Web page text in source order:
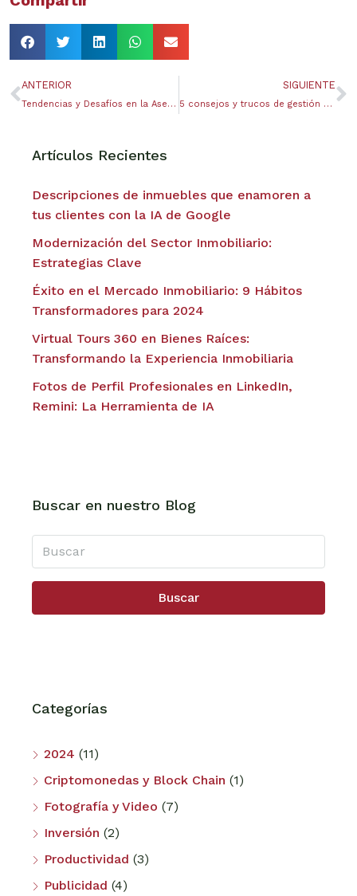
ANTERIOR
Tendencias y Desafíos en la Asesoría Inmobiliaria: Perspectivas para el Futuro.
SIGUIENTE
5 consejos y trucos de gestión del tiempo para ser más productivo
Artículos Recientes
Descripciones de inmuebles que enamoren a
tus clientes con la IA de Google
Modernización del Sector Inmobiliario:
Estrategias Clave
Éxito en el Mercado Inmobiliario: 9 Hábitos
Transformadores para 2024
Virtual Tours 360 en Bienes Raíces:
Transformando la Experiencia Inmobiliaria
Fotos de Perfil Profesionales en LinkedIn,
Remini: La Herramienta de IA
Buscar en nuestro Blog
Buscar
Categorías
2024 (11)
Criptomonedas y Block Chain (1)
Fotografía y Video (7)
Inversión (2)
Productividad (3)
Publicidad (4)